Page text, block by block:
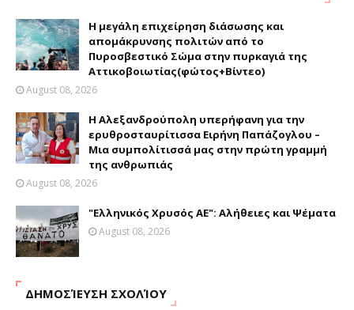
Η μεγάλη επιχείρηση διάσωσης και
απομάκρυνσης πολιτών από το
Πυροσβεστικό Σώμα στην πυρκαγιά της
Αττικοβοιωτίας(φώτος+Βίντεο)
August 08, 2026
Η Αλεξανδρούπολη υπερήφανη για την
ερυθροσταυρίτισσα Ειρήνη Παπάζογλου –
Μια συμπολίτισσά μας στην πρώτη γραμμή
της ανθρωπιάς
August 08, 2026
"Ελληνικός Χρυσός ΑΕ": Αλήθειες και Ψέματα
August 08, 2026
ΔΗΜΟΣΊΕΥΣΗ ΣΧΟΛΊΟΥ